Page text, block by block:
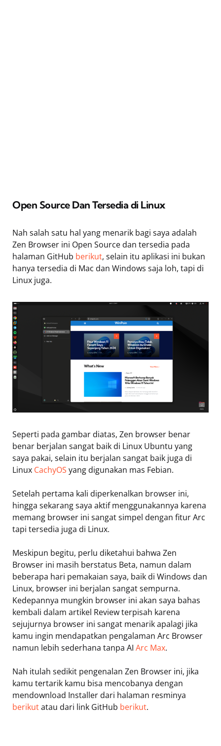
Open Source Dan Tersedia di Linux
Nah salah satu hal yang menarik bagi saya adalah
Zen Browser ini Open Source dan tersedia pada
halaman GitHub berikut, selain itu aplikasi ini bukan
hanya tersedia di Mac dan Windows saja loh, tapi di
Linux juga.
Seperti pada gambar diatas, Zen browser benar
benar berjalan sangat baik di Linux Ubuntu yang
saya pakai, selain itu berjalan sangat baik juga di
Linux CachyOS yang digunakan mas Febian.
Setelah pertama kali diperkenalkan browser ini,
hingga sekarang saya aktif menggunakannya karena
memang browser ini sangat simpel dengan fitur Arc
tapi tersedia juga di Linux.
Meskipun begitu, perlu diketahui bahwa Zen
Browser ini masih berstatus Beta, namun dalam
beberapa hari pemakaian saya, baik di Windows dan
Linux, browser ini berjalan sangat sempurna.
Kedepannya mungkin browser ini akan saya bahas
kembali dalam artikel Review terpisah karena
sejujurnya browser ini sangat menarik apalagi jika
kamu ingin mendapatkan pengalaman Arc Browser
namun lebih sederhana tanpa AI Arc Max.
Nah itulah sedikit pengenalan Zen Browser ini, jika
kamu tertarik kamu bisa mencobanya dengan
mendownload Installer dari halaman resminya
berikutatau dari link GitHub berikut.